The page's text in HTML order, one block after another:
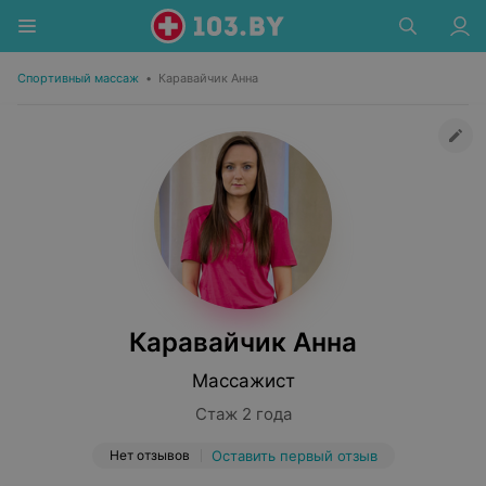
Спортивный массаж • Каравайчик Анна
Каравайчик Анна
Массажист
Стаж 2 года
Нет отзывов Оставить первый отзыв